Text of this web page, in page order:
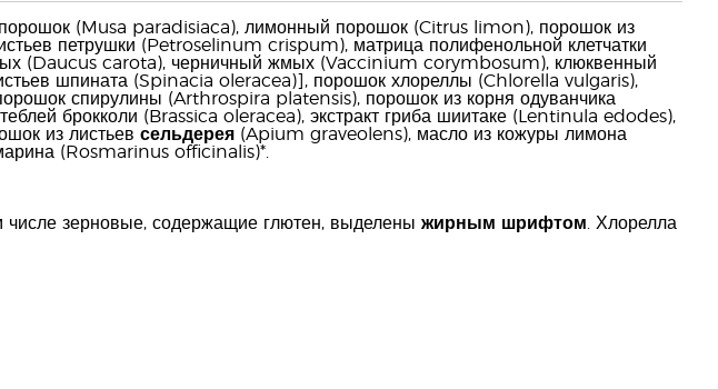
(Musa paradisiaca), лимонный порошок (Citrus limon), порошок из
петрушки (Petroselinum crispum), матрица полифенольной клетчатки
(Daucus carota), черничный жмых (Vaccinium corymbosum), клюквенный
шпината (Spinacia oleracea)], порошок хлореллы (Chlorella vulgaris),
спирулины (Arthrospira platensis), порошок из корня одуванчика
брокколи (Brassica oleracea), экстракт гриба шиитаке (Lentinula edodes),
из листьев сельдерея(Apium graveolens), масло из кожуры лимона
(Rosmarinus officinalis)*.
числе зерновые, содержащие глютен, выделены жирным шрифтом . Хлорелла